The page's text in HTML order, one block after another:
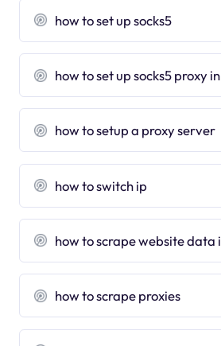
how to set up socks5
how to set up socks5 proxy
how to setup a proxy server
how to switch ip
how to scrape website data
how to scrape proxies